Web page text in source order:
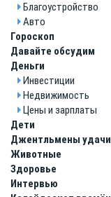
Благоустройство
Авто
Гороскоп
Давайте обсудим
Деньги
Инвестиции
Недвижимость
Цены и зарплаты
Дети
Джентльмены удачи
Животные
Здоровье
Интервью